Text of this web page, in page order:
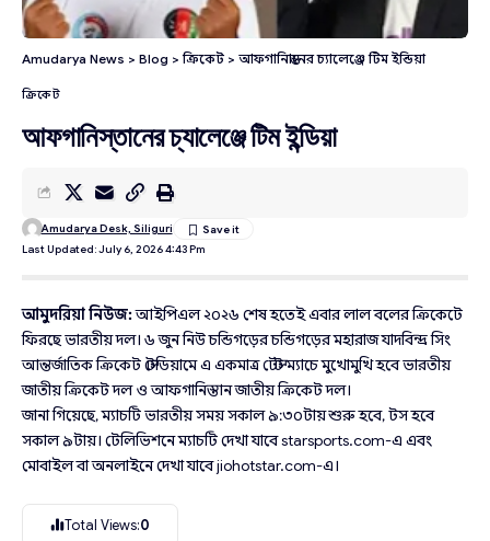
Amudarya News > Blog >ক্রিকেট > আফগানিস্তানের চ্যালেঞ্জে টিম ইন্ডিয়া
ক্রিকেট
আফগানিস্তানের চ্যালেঞ্জে টিম ইন্ডিয়া
Last Updated: July 6, 2026 4:43 Pm
Amudarya Desk, Siliguri
আমুদরিয়া নিউজ:আইপিএল ২০২৬ শেষ হতেই এবার লাল বলের ক্রিকেটে
ফিরছে ভারতীয় দল। ৬ জুন নিউ চন্ডিগড়ের চন্ডিগড়ের মহারাজ যাদবিন্দ্র সিং
আন্তর্জাতিক ক্রিকেট স্টেডিয়ামে এ একমাত্র টেস্ট ম্যাচে মুখোমুখি হবে ভারতীয়
জাতীয় ক্রিকেট দল ও আফগানিস্তান জাতীয় ক্রিকেট দল।
জানা গিয়েছে, ম্যাচটি ভারতীয় সময় সকাল ৯:৩০টায় শুরু হবে, টস হবে
সকাল ৯টায়। টেলিভিশনে ম্যাচটি দেখা যাবে starsports.com⁠-এ এবং
মোবাইল বা অনলাইনে দেখা যাবে jiohotstar.com⁠-এ।
Total Views:0